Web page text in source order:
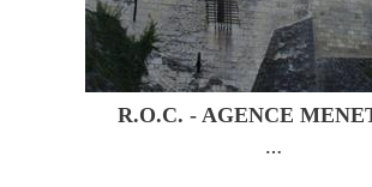
R.O.C. - AGENCE
…